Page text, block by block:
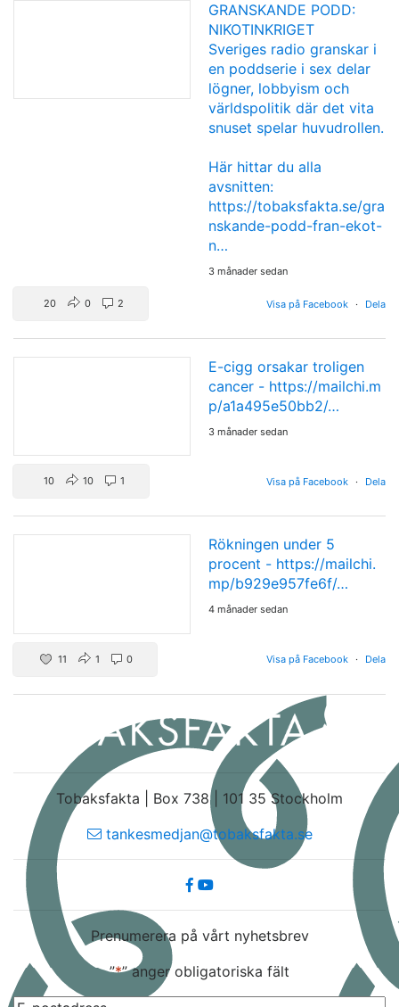
GRANSKANDE PODD:
NIKOTINKRIGET
Sveriges radio granskar i
en poddserie i sex delar
lögner, lobbyism och
världspolitik där det vita
snuset spelar huvudrollen.
Här hittar du alla
avsnitten:
https://tobaksfakta.se/gra
nskande-podd-fran-ekot-
n…
3 månader sedan
Visa på Facebook · Dela
20 0 2
E-cigg orsakar troligen
cancer - https://mailchi.m
p/a1a495e50bb2/…
3 månader sedan
Visa på Facebook · Dela
10 10 1
Rökningen under 5
procent - https://mailchi.
mp/b929e957fe6f/…
4 månader sedan
Visa på Facebook · Dela
11 1 0
Tobaksfakta | Box 738 | 101 35 Stockholm
tankesmedjan@tobaksfakta.se
Prenumerera på vårt nyhetsbrev
”*” anger obligatoriska fält